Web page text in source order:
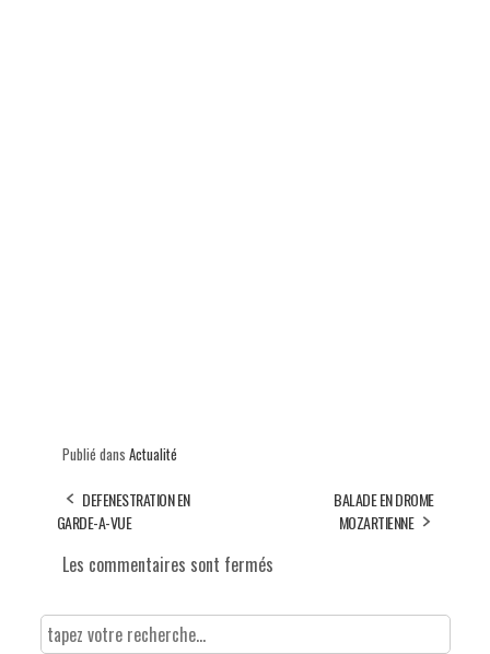
Publié dans Actualité
DEFENESTRATION EN
GARDE-A-VUE
BALADE EN DROME
MOZARTIENNE
Les commentaires sont fermés